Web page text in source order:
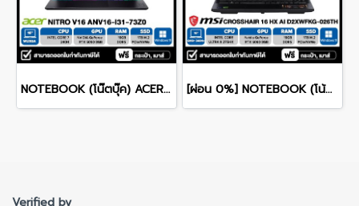
NOTEBOOK (โน๊ตบุ๊ค) ACER NITRO V 16 ANV16-I31-73Z0 16-inch WUXGA/CORE 7 240H/16GB/SSD 1TB/RTX 5060/WINDOWS 11 รับประกันซ่อมฟรีถึงบ้าน 3ปี [ผ่อน 0%] NOTEBOOK (โน้ตบุ๊ก) MSI CROSSHAIR 16 HX AI D2XWFKG-026TH 16" QHD+ 240Hz/CORE ULTRA 9 275HX/RAM 16GB/SSD 1B/RTX 5060/WINDOWS /11+OFFICE รับประกันศูนย์ไทย 2ปี
Verified by